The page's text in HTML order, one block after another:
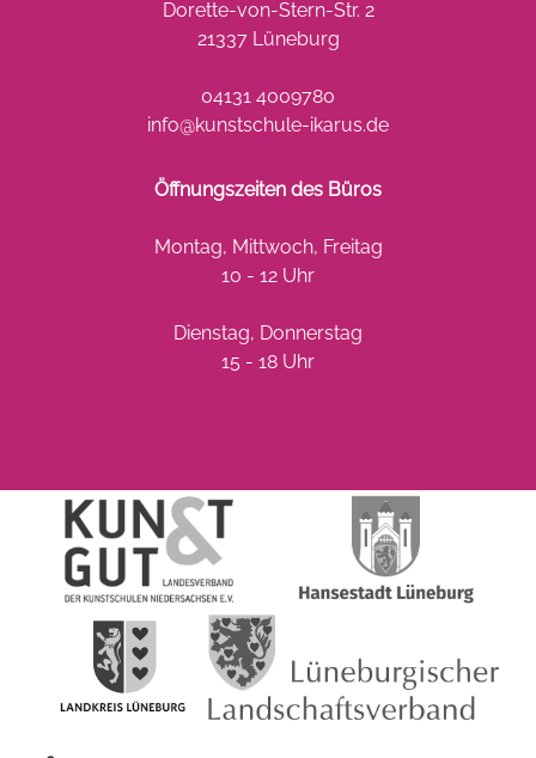
Dorette-von-Stern-Str. 2
21337 Lüneburg
04131 4009780
info@kunstschule-ikarus.de
Öffnungszeiten des Büros
Montag, Mittwoch, Freitag
10 - 12 Uhr
Dienstag, Donnerstag
15 - 18 Uhr